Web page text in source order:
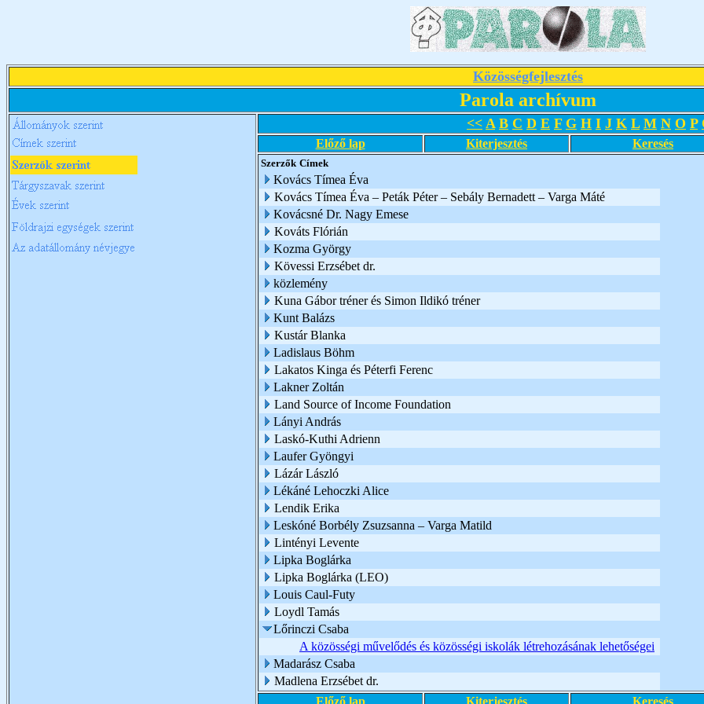
Közösségfejlesztés
Parola archívum
<< A B C D E F G H I J K L M N O P
Előző lap Kiterjesztés Keresés
Szerzők Címek
Kovács Tímea Éva
Kovács Tímea Éva – Peták Péter – Sebály Bernadett – Varga Máté
Kovácsné Dr. Nagy Emese
Kováts Flórián
Kozma György
Kövessi Erzsébet dr.
közlemény
Kuna Gábor tréner és Simon Ildikó tréner
Kunt Balázs
Kustár Blanka
Ladislaus Böhm
Lakatos Kinga és Péterfi Ferenc
Lakner Zoltán
Land Source of Income Foundation
Lányi András
Laskó-Kuthi Adrienn
Laufer Gyöngyi
Lázár László
Lékáné Lehoczki Alice
Lendik Erika
Leskóné Borbély Zsuzsanna – Varga Matild
Lintényi Levente
Lipka Boglárka
Lipka Boglárka (LEO)
Louis Caul-Futy
Loydl Tamás
Lőrinczi Csaba
A közösségi művelődés és közösségi iskolák létrehozásának lehetőségei
Madarász Csaba
Madlena Erzsébet dr.
Előző lap
Kiterjesztés Keresés